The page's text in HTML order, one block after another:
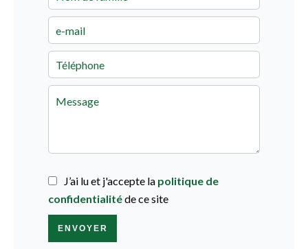
J’ai lu et j'accepte la politique de
confidentialitéde ce site
ENVOYER